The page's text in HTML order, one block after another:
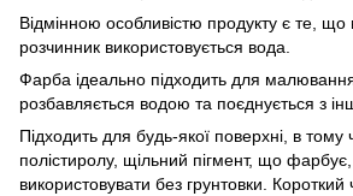
Відмінною особливістю продукту є те, що в
розчинник використовується вода.
Фарба ідеально підходить для
розбавляється водою та поєднується з
Підходить для будь-якої поверхні, в тому
полістиролу, щільний пігмент, що
використовувати без грунтовки.